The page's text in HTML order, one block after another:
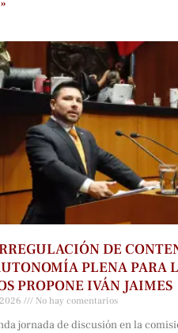
DE
PLENA PARA
PROPONE IVÁN JAIMES
No hay comentarios
jornada de discusión en la